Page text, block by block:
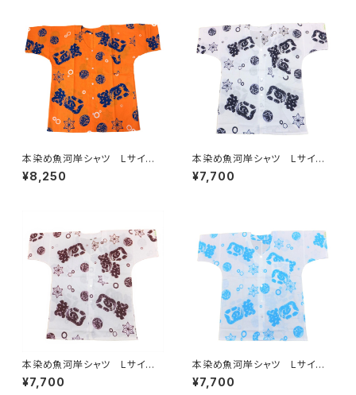
津 浜通り 港町 祭り
本染め魚河岸シャツ Lサイ
ズ 認定証付き 木綿晒 涼麻
柄 オレンジ 日本製 注染そ
¥8,250
本染め魚河岸シャツ Lサイ
ズ 認定証付き 木綿晒 涼麻
柄 白×紺 日本製 注染そ
¥7,700
本染め魚河岸シャツ Lサイ
ズ 認定証付き 木綿晒 涼麻
柄 白×えんじ 日本製 注染
¥7,700
本染め魚河岸シャツ Lサイ
ズ 認定証付き 木綿晒 涼麻
柄 白×水色 日本製 注染そ
¥7,700